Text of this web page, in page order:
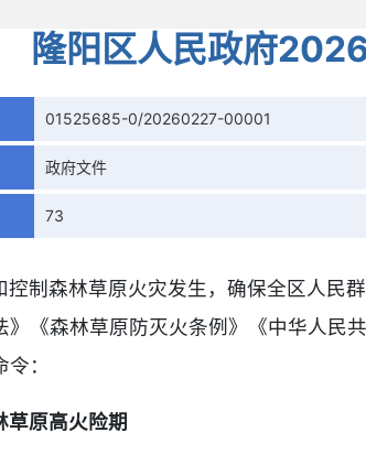
隆阳区人民政府
01525685-0/20260227-00001
政府文件
73
控制森林草原火灾发生，确保全区人民
》《森林草原防灭火条例》《中华人民
：
草原高火险期